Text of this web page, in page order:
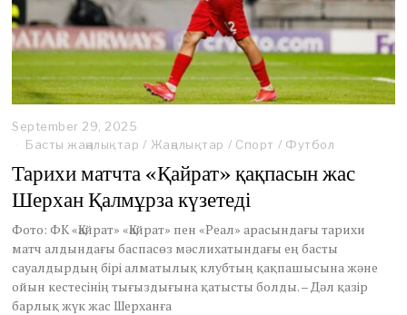
September 29, 2025
Басты жаңалықтар / Жаңалықтар / Спорт / Футбол
Тарихи матчта «Қайрат» қақпасын жас
Шерхан Қалмұрза күзетеді
Фото: ФК «Қайрат» «Қайрат» пен «Реал» арасындағы тарихи
матч алдындағы баспасөз мәслихатындағы ең басты
сауалдырдың бірі алматылық клубтың қақпашысына және
ойын кестесінің тығыздығына қатысты болды. – Дәл қазір
барлық жүк жас Шерханға